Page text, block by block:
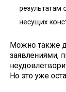
несущих
Можно также
заявлениями,
Но это уже